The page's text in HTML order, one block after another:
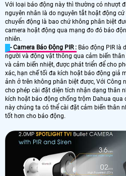
Với loại báo động này thì thường có nhượt
nguyên nhân là do nguyên tắt hoặt động
chuyển động là bao chứ không phân biệt
camera hoặt động qua mạng đo đó báo
nhiên.
- Camera Báo Động PIR : Báo động PIR là
người và động vật thông qua cảm biến
và cảm biến nhiệt, được phát triển để cho
xác, hạn chế tối đa kích hoặt báo động giả
ảnh ở trên không phân biệt được, Với Công
cho phép cài đặt diện tích nhận dạng thân
kích hoặt báo động chống trộm Dahua qua
này chúng ta có thể cài đặt cảm biến thân
tốt hơn cho báo động.